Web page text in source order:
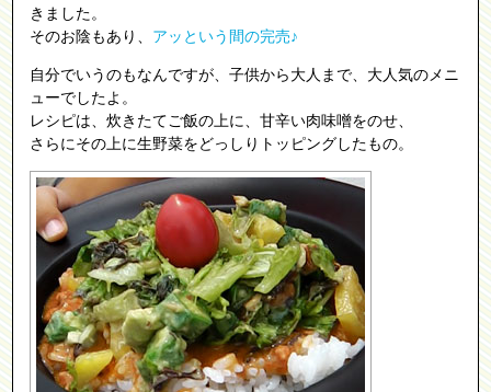
きました。
そのお陰もあり、 アッという間の完売♪
自分でいうのもなんですが、子供から大人まで、大人気のメニ
ューでしたよ。
レシピは、炊きたてご飯の上に、甘辛い肉味噌をのせ、
さらにその上に生野菜をどっしりトッピングしたもの。